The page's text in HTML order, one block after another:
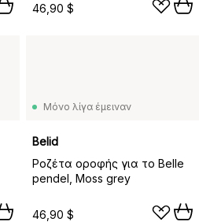
46,90 $
Μόνο λίγα έμειναν
Belid
Ροζέτα οροφής για το Belle
pendel, Moss grey
46,90 $